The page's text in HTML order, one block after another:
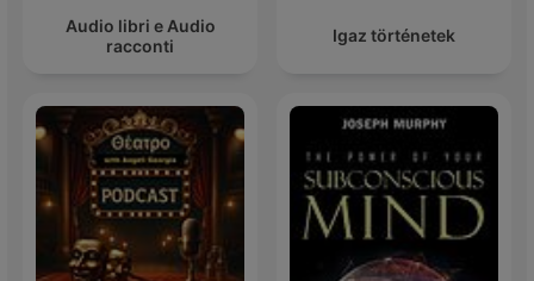
Audio libri e Audio
racconti
Igaz történetek